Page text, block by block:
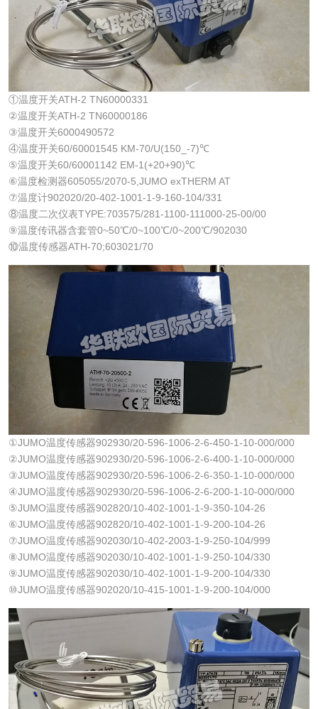
①温度开关ATH-2 TN60000331
②温度开关ATH-2 TN60000186
③温度开关6000490572
④温度开关60/60001545 KM-70/U(150_-7)℃
⑤温度开关60/60001142 EM-1(+20+90)℃
⑥温度检测器605055/2070-5,JUMO exTHERM AT
⑦温度计902020/20-402-1001-1-9-160-104/331
⑧温度二次仪表TYPE:703575/281-1100-111000-25-00/00
⑨温度传讯器含套管0~50℃/0~100℃/0~200℃/902030
⑩温度传感器ATH-70;603021/70
①JUMO温度传感器902930/20-596-1006-2-6-450-1-10-000/000
②JUMO温度传感器902930/20-596-1006-2-6-400-1-10-000/000
③JUMO温度传感器902930/20-596-1006-2-6-350-1-10-000/000
④JUMO温度传感器902930/20-596-1006-2-6-200-1-10-000/000
⑤JUMO温度传感器902820/10-402-1001-1-9-350-104-26
⑥JUMO温度传感器902820/10-402-1001-1-9-200-104-26
⑦JUMO温度传感器902030/10-402-2003-1-9-250-104/999
⑧JUMO温度传感器902030/10-402-1001-1-9-250-104/330
⑨JUMO温度传感器902030/10-402-1001-1-9-200-104/330
⑩JUMO温度传感器902020/10-415-1001-1-9-200-104/000